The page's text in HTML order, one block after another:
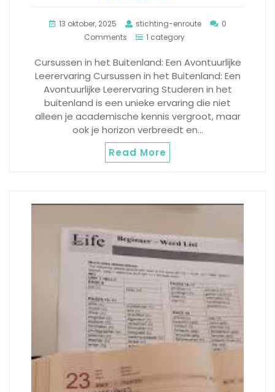
13 oktober, 2025 stichting-enroute
0
Comments
1 category
Cursussen in het Buitenland: Een Avontuurlijke
Leerervaring Cursussen in het Buitenland: Een
Avontuurlijke Leerervaring Studeren in het
buitenland is een unieke ervaring die niet
alleen je academische kennis vergroot, maar
ook je horizon verbreedt en…
Read More